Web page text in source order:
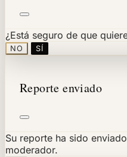
¿Está seguro de que
NO SÍ
Reporte enviado
Su reporte ha sido
moderador.